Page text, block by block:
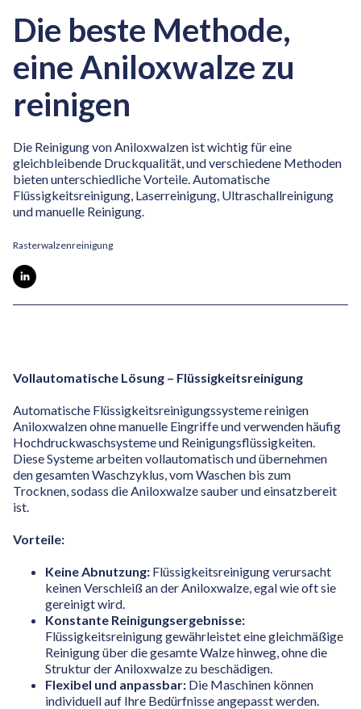
Die beste Methode,
eine Aniloxwalze zu
reinigen
Die Reinigung von Aniloxwalzen ist wichtig für eine
gleichbleibende Druckqualität, und verschiedene Methoden
bieten unterschiedliche Vorteile.Automatische
Flüssigkeitsreinigung, Laserreinigung, Ultraschallreinigung
und manuelle Reinigung.
Rasterwalzenreinigung
Vollautomatische Lösung – Flüssigkeitsreinigung
Automatische Flüssigkeitsreinigungssysteme reinigen
Aniloxwalzen ohne manuelle Eingriffe und verwenden häufig
Hochdruckwaschsysteme und Reinigungsflüssigkeiten.
Diese Systeme arbeiten vollautomatisch und übernehmen
den gesamten Waschzyklus, vom Waschen bis zum
Trocknen, sodass die Aniloxwalze sauber und einsatzbereit
ist.
Vorteile:
Keine Abnutzung: Flüssigkeitsreinigung verursacht
keinen Verschleiß an der Aniloxwalze, egal wie oft sie
gereinigt wird.
Konstante Reinigungsergebnisse:
Flüssigkeitsreinigung gewährleistet eine gleichmäßige
Reinigung über die gesamte Walze hinweg, ohne die
Struktur der Aniloxwalze zu beschädigen.
Flexibel und anpassbar: Die Maschinen können
individuell auf Ihre Bedürfnisse angepasst werden.